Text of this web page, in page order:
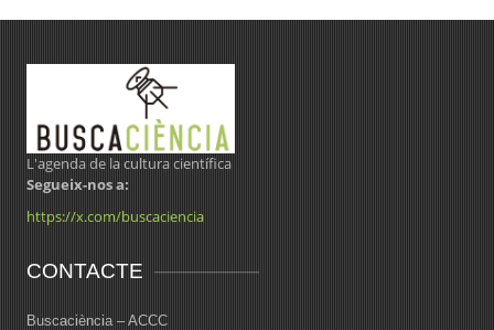
L'agenda de la cultura científica
Segueix-nos a:
https://x.com/buscaciencia
CONTACTE
Buscaciència – ACCC